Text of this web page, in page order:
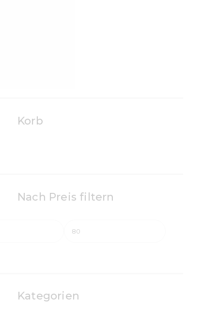
Korb
Nach Preis filtern
Kategorien